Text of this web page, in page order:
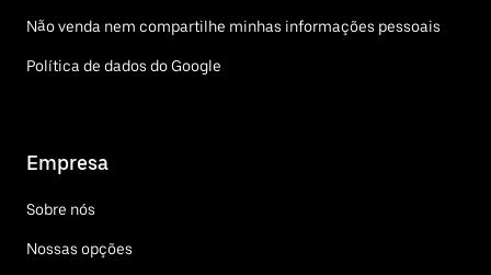
Não venda nem compartilhe minhas informações pessoais
Política de dados do Google
Empresa
Sobre nós
Nossas opções